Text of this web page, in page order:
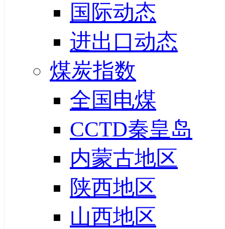
国际动态
进出口动态
煤炭指数
全国电煤
CCTD秦皇岛
内蒙古地区
陕西地区
山西地区